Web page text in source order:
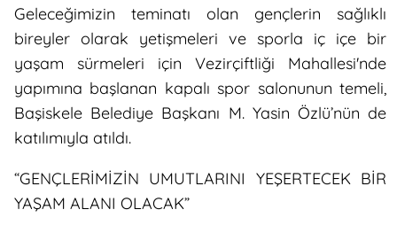
Geleceğimizin teminatı olan gençlerin sağlıklı
bireyler olarak yetişmeleri ve sporla iç içe bir
yaşam sürmeleri için Vezirçiftliği Mahallesi'nde
yapımına başlanan kapalı spor salonunun temeli,
Başiskele Belediye Başkanı M. Yasin Özlü’nün de
katılımıyla atıldı.
“GENÇLERİMİZİN UMUTLARINI YEŞERTECEK BİR
YAŞAM ALANI OLACAK”